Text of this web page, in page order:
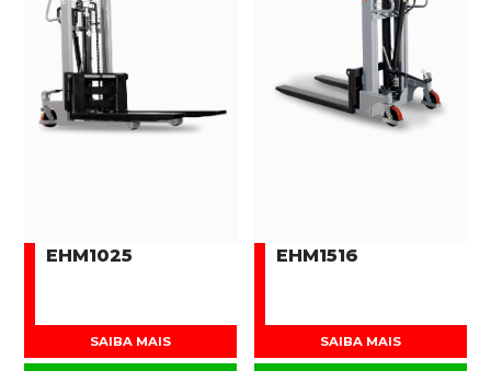
EHM1025
SAIBA MAIS
EHM1516
SAIBA MAIS